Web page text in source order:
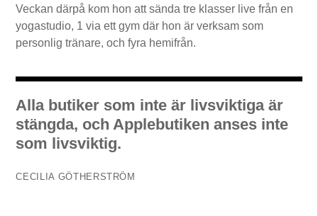
Veckan därpå kom hon att sända tre klasser live från en
yogastudio, 1 via ett gym där hon är verksam som
personlig tränare, och fyra hemifrån.
Alla butiker som inte är livsviktiga är
stängda, och Applebutiken anses inte
som livsviktig.
CECILIA GÖTHERSTRÖM